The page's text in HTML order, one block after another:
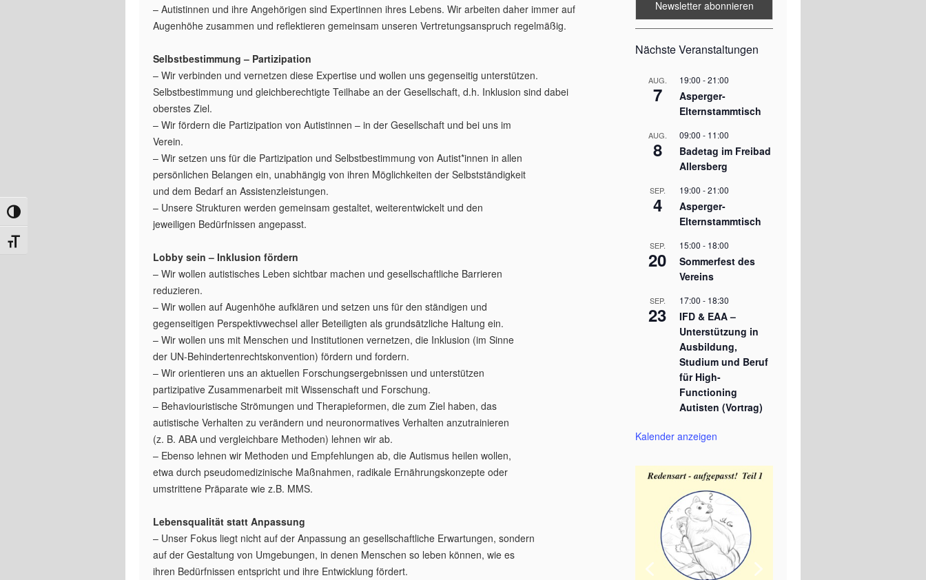
Umschalten auf hohe Kontraste
Schrift vergrößern
– Autistinnen und ihre Angehörigen sind Expertinnen ihres Lebens. Wir arbeiten daher immer auf
Augenhöhe zusammen und reflektieren gemeinsam unseren Vertretungsanspruch regelmäßig.
Selbstbestimmung – Partizipation
– Wir verbinden und vernetzen diese Expertise und wollen uns gegenseitig unterstützen.
Selbstbestimmung und gleichberechtigte Teilhabe an der Gesellschaft, d.h. Inklusion sind dabei
oberstes Ziel.
– Wir fördern die Partizipation von Autistinnen – in der Gesellschaft und bei uns im
Verein.
– Wir setzen uns für die Partizipation und Selbstbestimmung von Autist*innen in allen
persönlichen Belangen ein, unabhängig von ihren Möglichkeiten der Selbstständigkeit
und dem Bedarf an Assistenzleistungen.
– Unsere Strukturen werden gemeinsam gestaltet, weiterentwickelt und den
jeweiligen Bedürfnissen angepasst.
Lobby sein – Inklusion fördern
– Wir wollen autistisches Leben sichtbar machen und gesellschaftliche Barrieren
reduzieren.
– Wir wollen auf Augenhöhe aufklären und setzen uns für den ständigen und
gegenseitigen Perspektivwechsel aller Beteiligten als grundsätzliche Haltung ein.
– Wir wollen uns mit Menschen und Institutionen vernetzen, die Inklusion (im Sinne
der UN-Behindertenrechtskonvention) fördern und fordern.
– Wir orientieren uns an aktuellen Forschungsergebnissen und unterstützen
partizipative Zusammenarbeit mit Wissenschaft und Forschung.
– Behaviouristische Strömungen und Therapieformen, die zum Ziel haben, das
autistische Verhalten zu verändern und neuronormatives Verhalten anzutrainieren
(z. B. ABA und vergleichbare Methoden) lehnen wir ab.
– Ebenso lehnen wir Methoden und Empfehlungen ab, die Autismus heilen wollen,
etwa durch pseudomedizinische Maßnahmen, radikale Ernährungskonzepte oder
umstrittene Präparate wie z.B. MMS.
Lebensqualität statt Anpassung
– Unser Fokus liegt nicht auf der Anpassung an gesellschaftliche Erwartungen, sondern
auf der Gestaltung von Umgebungen, in denen Menschen so leben können, wie es
ihren Bedürfnissen entspricht und ihre Entwicklung fördert.
Nächste Veranstaltungen
AUG.
7
19:00 -21:00
Asperger-
Elternstammtisch
AUG.
8
09:00 - 11:00
Badetag im Freibad
Allersberg
SEP.
4
19:00 -21:00
Asperger-
Elternstammtisch
SEP.
20
15:00 - 18:00
Sommerfest des
Vereins
SEP.
23
17:00 - 18:30
IFD & EAA –
Unterstützung in
Ausbildung,
Studium und Beruf
für High-
Functioning
Autisten (Vortrag)
Kalender anzeigen